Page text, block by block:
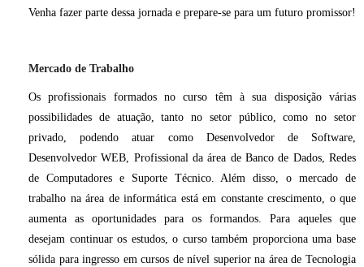
Venha fazer parte dessa jornada e prepare-se para um futuro promissor!
Mercado de Trabalho
Os profissionais formados no curso têm à sua disposição várias
possibilidades de atuação, tanto no setor público, como no setor
privado, podendo atuar como Desenvolvedor de Software,
Desenvolvedor WEB, Profissional da área de Banco de Dados, Redes
de Computadores e Suporte Técnico. Além disso, o mercado de
trabalho na área de informática está em constante crescimento, o que
aumenta as oportunidades para os formandos. Para aqueles que
desejam continuar os estudos, o curso também proporciona uma base
sólida para ingresso em cursos de nível superior na área de Tecnologia